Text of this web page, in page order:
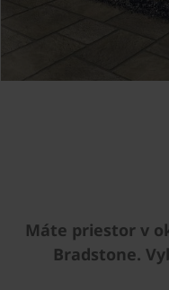
Máte priestor v
Bradstone.